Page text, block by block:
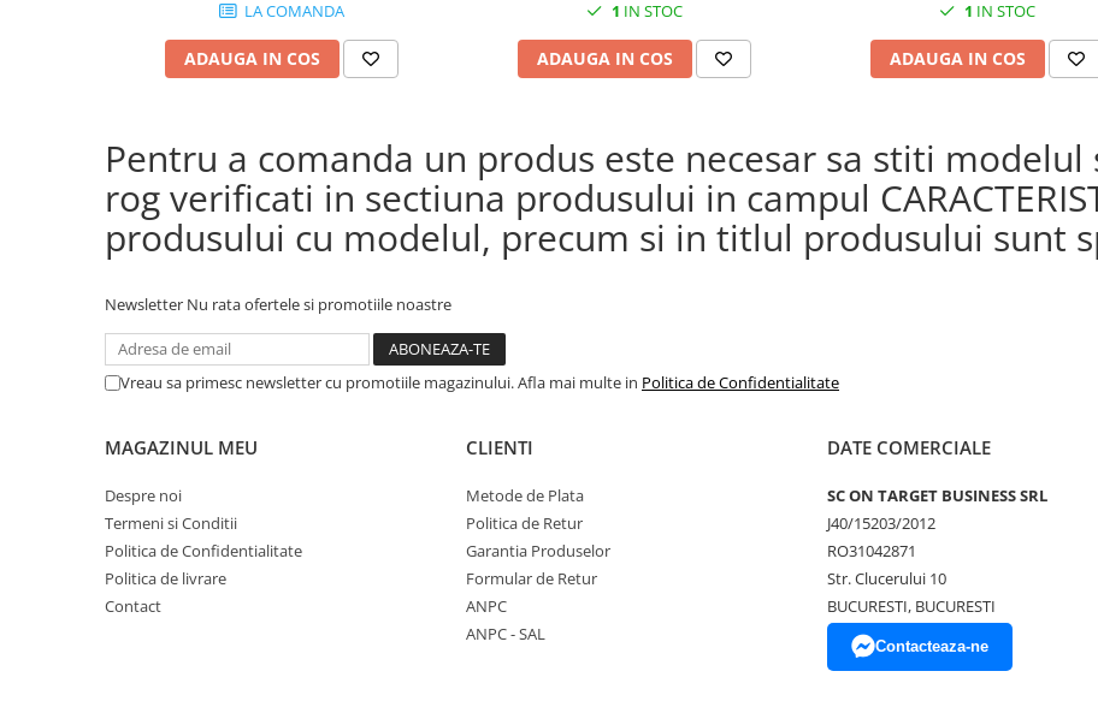
LA COMANDA
ADAUGA IN COS
CRF1100L Africa Twin (20 - 23)
1 IN STOC
ADAUGA IN COS
1 IN STOC
ADAUGA IN COS
Pentru a comanda un produs este necesar sa stiti
rog verificati in sectiuna produsului in campul
produsului cu modelul, precum si in titlul produsului sunt
Newsletter Nu rata ofertele si promotiile noastre
Vreau sa primesc newsletter cu promotiile magazinului. Afla mai multe in Politica de Confidentialitate
MAGAZINUL MEU
Despre noi
Termeni si Conditii
Politica de Confidentialitate
Politica de livrare
Contact
CLIENTI
Metode de Plata
Politica de Retur
Garantia Produselor
Formular de Retur
ANPC
ANPC - SAL
DATE COMERCIALE
SC ON TARGET BUSINESS SRL
J40/15203/2012
RO31042871
Str. Clucerului 10
BUCURESTI, BUCURESTI
Contacteaza-ne